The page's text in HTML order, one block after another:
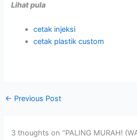
Lihat pula
cetak injeksi
cetak plastik custom
← Previous Post
3 thoughts on “PALING MURAH!